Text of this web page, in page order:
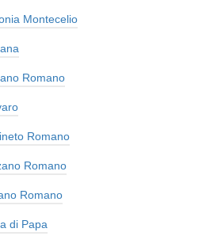
Montecelio
Romano
Romano
Romano
Romano
di Papa